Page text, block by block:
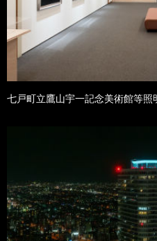
七戸町立鷹山宇一記念美術館等照